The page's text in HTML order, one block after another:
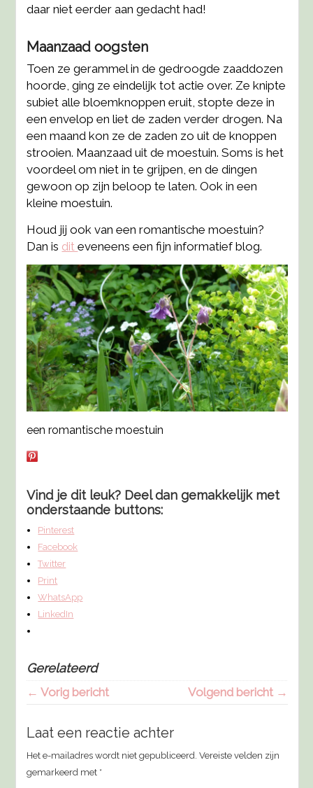
daar niet eerder aan gedacht had!
Maanzaad oogsten
Toen ze gerammel in de gedroogde zaaddozen
hoorde, ging ze eindelijk tot actie over. Ze knipte
subiet alle bloemknoppen eruit, stopte deze in
een envelop en liet de zaden verder drogen. Na
een maand kon ze de zaden zo uit de knoppen
strooien. Maanzaad uit de moestuin. Soms is het
voordeel om niet in te grijpen, en de dingen
gewoon op zijn beloop te laten. Ook in een
kleine moestuin.
Houd jij ook van een romantische moestuin?
Dan is diteveneens een fijn informatief blog.
een romantische moestuin
Vind je dit leuk? Deel dan gemakkelijk met
onderstaande buttons:
Pinterest
Facebook
Twitter
Print
WhatsApp
LinkedIn
Gerelateerd
← Vorig bericht Volgend bericht →
Laat een reactie achter
Het e-mailadres wordt niet gepubliceerd. Vereiste velden zijn
gemarkeerd met *